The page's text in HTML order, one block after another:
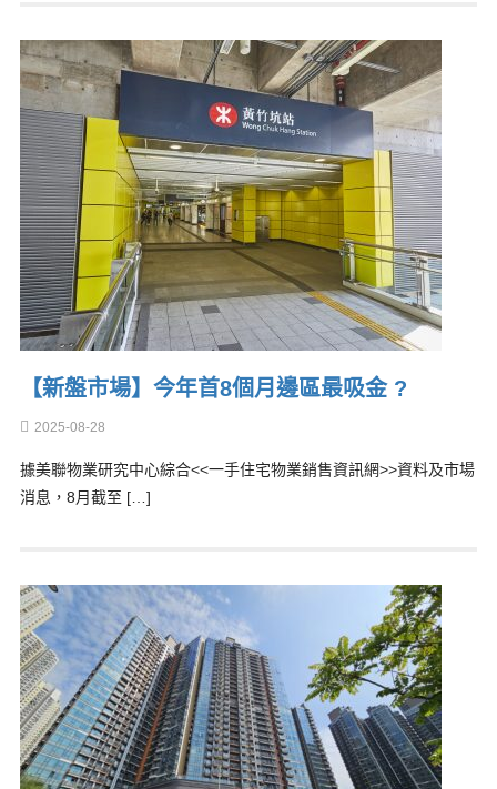
【新盤市場】今年首8個月邊區最吸金 ?
2025-08-28
據美聯物業研究中心綜合<<一手住宅物業銷售資訊網>>資料及市場
消息，8月截至 […]